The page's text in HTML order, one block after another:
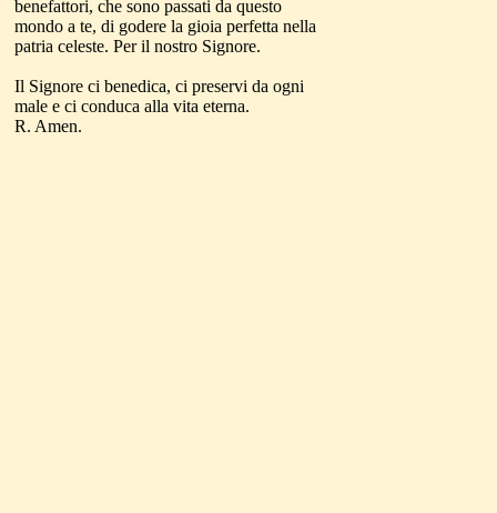
benefattori, che sono passati da questo
mondo a te, di godere la gioia perfetta nella
patria celeste. Per il nostro Signore.
Il Signore ci benedica, ci preservi da ogni
male e ci conduca alla vita eterna.
R. Amen.